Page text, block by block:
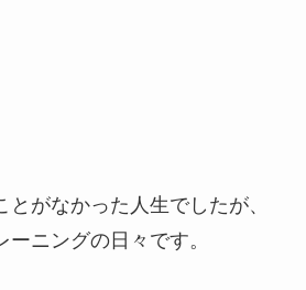
がなかった人生でしたが、
ニングの日々です。